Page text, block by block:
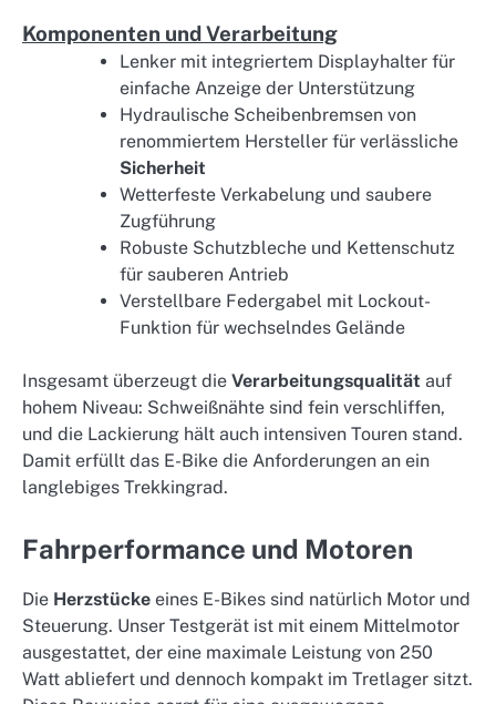
Komponenten und Verarbeitung
Lenker mit integriertem Displayhalter für
einfache Anzeige der Unterstützung
Hydraulische Scheibenbremsen von
renommiertem Hersteller für verlässliche
Sicherheit
Wetterfeste Verkabelung und saubere
Zugführung
Robuste Schutzbleche und Kettenschutz
für sauberen Antrieb
Verstellbare Federgabel mit Lockout-
Funktion für wechselndes Gelände
Insgesamt überzeugt die Verarbeitungsqualität auf
hohem Niveau: Schweißnähte sind fein verschliffen,
und die Lackierung hält auch intensiven Touren stand.
Damit erfüllt das E-Bike die Anforderungen an ein
langlebiges Trekkingrad.
Fahrperformance und Motoren
Die Herzstücke eines E-Bikes sind natürlich Motor und
Steuerung. Unser Testgerät ist mit einem Mittelmotor
ausgestattet, der eine maximale Leistung von 250
Watt abliefert und dennoch kompakt im Tretlager sitzt.